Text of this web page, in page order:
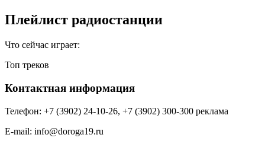
Плейлист радиостанции
Что сейчас играет:
Топ треков
Контактная информация
Телефон: +7 (3902) 24-10-26, +7 (3902) 300-300 реклама
E-mail: info@doroga19.ru